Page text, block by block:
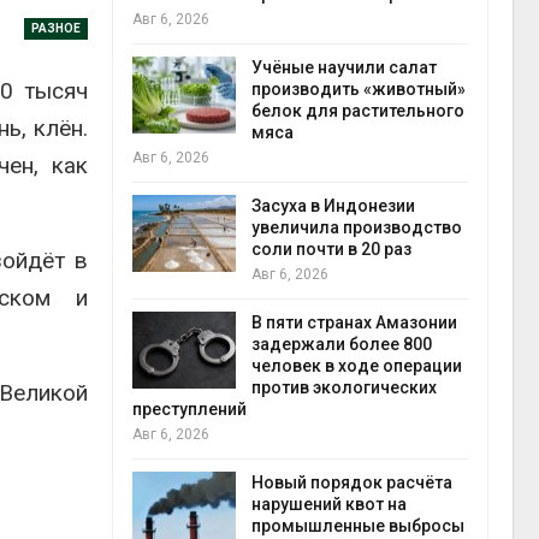
РАЗНОЕ
тысяч
клён.
как
в
и
паводков
для сбора
Авг 6, 2026
Учёные научили салат
производить «животный»
белок для растительного
мяса
Авг 6, 2026
Засуха в Индонезии
увеличила производство
соли почти в 20 раз
Авг 6, 2026
В пяти странах Амазонии
задержали более 800
человек в ходе операции
против экологических
преступлений
Авг 6, 2026
Новый порядок расчёта
нарушений квот на
промышленные выбросы